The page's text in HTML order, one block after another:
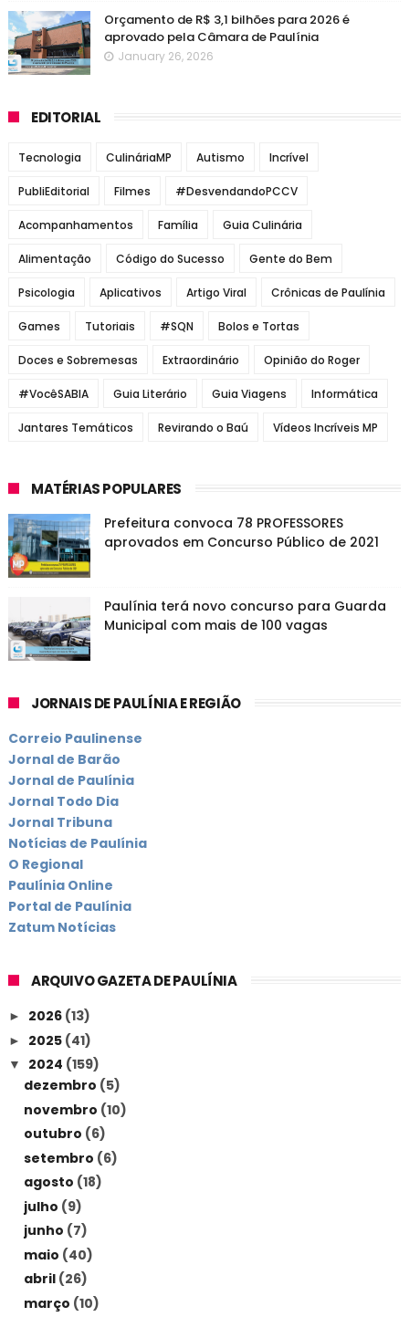
Orçamento de R$ 3,1 bilhões para 2026 é
aprovado pela Câmara de Paulínia
January 26, 2026
EDITORIAL
Tecnologia CulináriaMP Autismo Incrível
PubliEditorial Filmes #DesvendandoPCCV
Acompanhamentos Família Guia Culinária
Alimentação Código do Sucesso Gente do Bem
Psicologia Aplicativos Artigo Viral Crônicas de Paulínia
Games Tutoriais #SQN Bolos e Tortas
Doces e Sobremesas Extraordinário Opinião do Roger
#VocêSABIA Guia Literário Guia Viagens Informática
Jantares Temáticos Revirando o Baú Vídeos Incríveis MP
MATÉRIAS POPULARES
Prefeitura convoca 78 PROFESSORES
aprovados em Concurso Público de 2021
Paulínia terá novo concurso para Guarda
Municipal com mais de 100 vagas
JORNAIS DE PAULÍNIA E REGIÃO
Correio Paulinense
Jornal de Barão
Jornal de Paulínia
Jornal Todo Dia
Jornal Tribuna
Notícias de Paulínia
O Regional
Paulínia Online
Portal de Paulínia
Zatum Notícias
ARQUIVO GAZETA DE PAULÍNIA
► 2026 (13)
► 2025 (41)
▼ 2024 (159)
dezembro (5)
novembro (10)
outubro (6)
setembro (6)
agosto (18)
julho (9)
junho (7)
maio (40)
abril (26)
março (10)